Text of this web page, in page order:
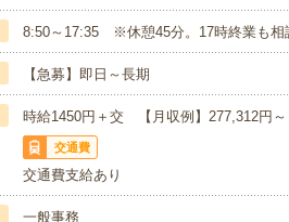
8:50～17:35 ※休憩45分。17時終業も相
【急募】即日～長期
時給1450円＋交 【月収例】277,312円
交通費
交通費支給あり
一般事務